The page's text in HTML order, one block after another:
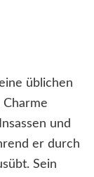
üblichen
und
er durch
Sein